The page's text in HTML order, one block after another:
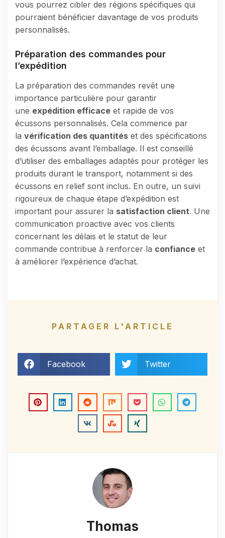
vous pourrez cibler des régions spécifiques qui
pourraient bénéficier davantage de vos produits
personnalisés.
Préparation des commandes pour
l’expédition
La préparation des commandes revêt une
importance particulière pour garantir
une expédition efficace et rapide de vos
écussons personnalisés. Cela commence par
la vérification des quantités et des spécifications
des écussons avant l’emballage. Il est conseillé
d’utiliser des emballages adaptés pour protéger les
produits durant le transport, notamment si des
écussons en relief sont inclus. En outre, un suivi
rigoureux de chaque étape d’expédition est
important pour assurer la satisfaction client. Une
communication proactive avec vos clients
concernant les délais et le statut de leur
commande contribue à renforcer la confiance et
à améliorer l’expérience d’achat.
PARTAGER L'ARTICLE
Facebook Twitter
Thomas